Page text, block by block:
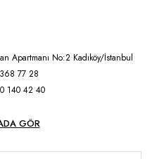
Apartmanı No:2 Kadıköy/İstanbul
77 28
140 42 40
GÖR